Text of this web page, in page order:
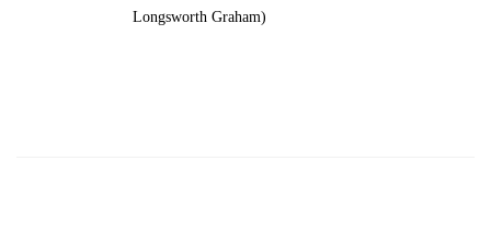
Long­sworth Gra­ham)